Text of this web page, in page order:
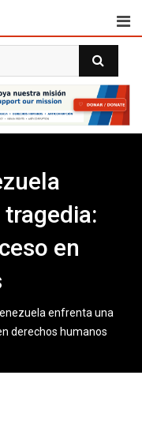
en
enfrenta una
derechos humanos